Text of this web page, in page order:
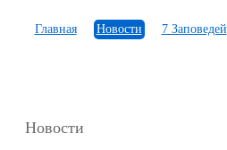
Главная Новости 7 Заповедей
Новости